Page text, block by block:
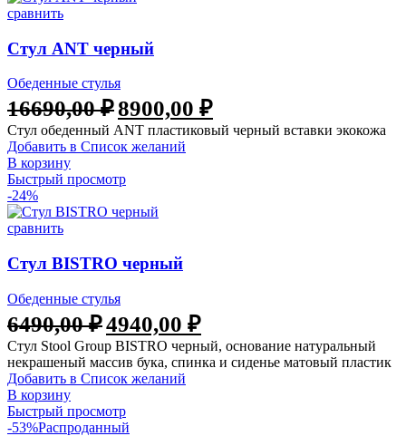
сравнить
Стул ANT черный
Обеденные стулья
16690,00₽8900,00 ₽
Стул обеденный ANT пластиковый черный вставки экокожа
Добавить в Список желаний
В корзину
Быстрый просмотр
-24%
сравнить
Стул BISTRO черный
Обеденные стулья
6490,00₽4940,00 ₽
Стул Stool Group BISTRO черный, основание натуральный
некрашеный массив бука, спинка и сиденье матовый пластик
Добавить в Список желаний
В корзину
Быстрый просмотр
-53%Распроданный